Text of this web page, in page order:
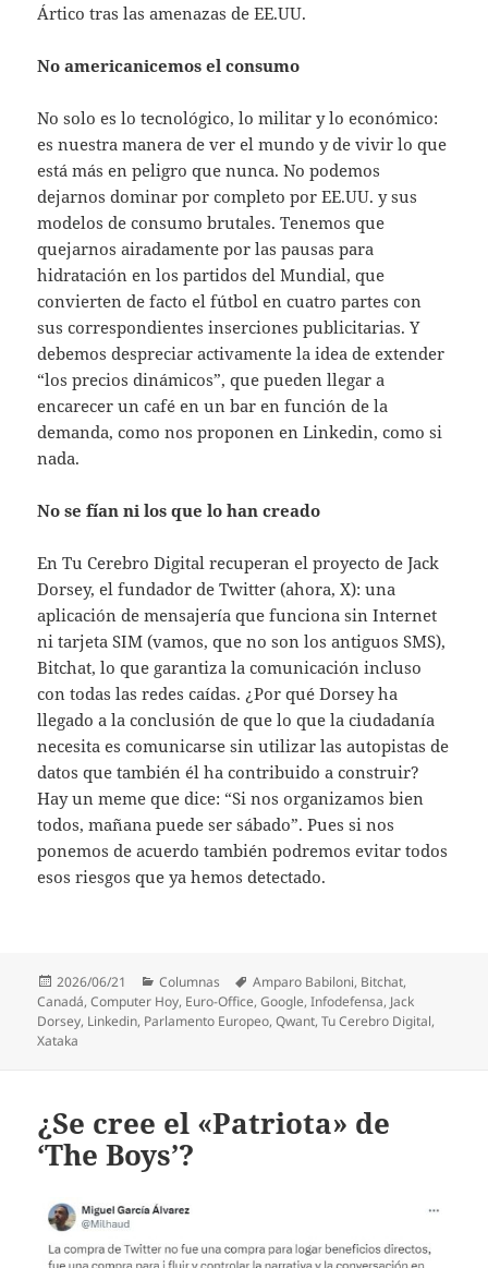
Ártico tras las amenazas de EE.UU.
No americanicemos el consumo
No solo es lo tecnológico, lo militar y lo económico:
es nuestra manera de ver el mundo y de vivir lo que
está más en peligro que nunca. No podemos
dejarnos dominar por completo por EE.UU. y sus
modelos de consumo brutales. Tenemos que
quejarnos airadamente por las pausas para
hidratación en los partidos del Mundial, que
convierten de facto el fútbol en cuatro partes con
sus correspondientes inserciones publicitarias. Y
debemos despreciar activamente la idea de extender
“los precios dinámicos”, que pueden llegar a
encarecer un café en un bar en función de la
demanda, como nos proponen en Linkedin, como si
nada.
No se fían ni los que lo han creado
En Tu Cerebro Digital recuperan el proyecto de Jack
Dorsey, el fundador de Twitter (ahora, X): una
aplicación de mensajería que funciona sin Internet
ni tarjeta SIM (vamos, que no son los antiguos SMS),
Bitchat, lo que garantiza la comunicación incluso
con todas las redes caídas. ¿Por qué Dorsey ha
llegado a la conclusión de que lo que la ciudadanía
necesita es comunicarse sin utilizar las autopistas de
datos que también él ha contribuido a construir?
Hay un meme que dice: “Si nos organizamos bien
todos, mañana puede ser sábado”. Pues si nos
ponemos de acuerdo también podremos evitar todos
esos riesgos que ya hemos detectado.
Publicado
el
2026/06/21 Categorías
Columnas Etiquetas
Amparo Babiloni, Bitchat,
Canadá,Computer Hoy, Euro-Office,Google,Infodefensa, Jack
Dorsey, Linkedin, Parlamento Europeo,Qwant,Tu Cerebro Digital,
Xataka
¿Se cree el «Patriota» de
‘The Boys’?